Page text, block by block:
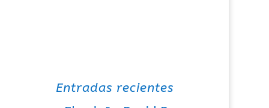
Entradas recientes